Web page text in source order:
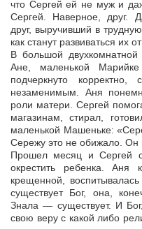
что Сергей ей не муж и
Сергей. Наверное, друг.
друг, выручивший в
как станут развиваться их
В большой
Ане, маленькой
подчеркнуто
незаменимым. Аня
роли матери. Сергей
магазинам, стирал,
маленькой Машеньке:
Сережу это не обижало. Он
Прошел месяц и Сергей
окрестить ребенка.
крещенной,
существует Бог, она,
Знала — существует. И
свою веру с какой либо